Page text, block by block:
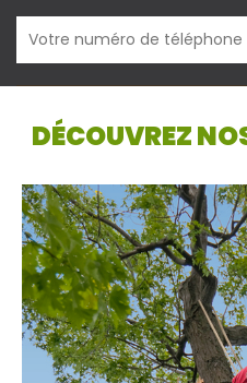
DÉCOUVREZ